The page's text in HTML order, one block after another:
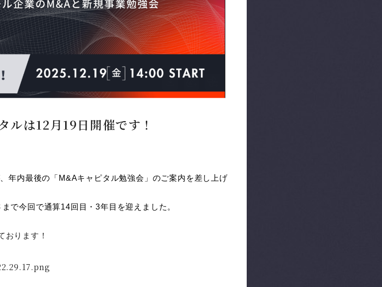
は12月19日開催です！
年内最後の「M&Aキャ ピタル勉強会」のご案内を差し上げ
で今回で通算14回目・3年目を迎えました。
おります！